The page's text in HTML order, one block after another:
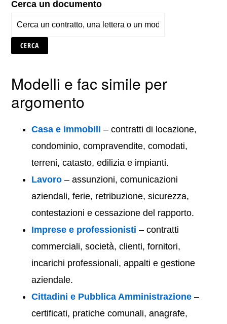
Cerca un documento
CERCA
Modelli e fac simile per
argomento
Casa e immobili – contratti di locazione,
condominio, compravendite, comodati,
terreni, catasto, edilizia e impianti.
Lavoro – assunzioni, comunicazioni
aziendali, ferie, retribuzione, sicurezza,
contestazioni e cessazione del rapporto.
Imprese e professionisti – contratti
commerciali, società, clienti, fornitori,
incarichi professionali, appalti e gestione
aziendale.
Cittadini e Pubblica Amministrazione –
certificati, pratiche comunali, anagrafe,